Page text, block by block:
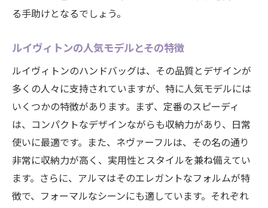
時代を超えたルイヴィトンの進化
大府市で楽しむルイヴィトンの魅力
デザイナーが語るルイヴィトンのビジョン
大府市でルイヴィトンを購入したあとの手入れ
方法をマスターしよう
ハンドバッグの基本的な手入れ方法
素材別の手入れ術を習得する
大府市で手に入るケア用品のおすすめ
プロの手入れサービスを利用するメリット
る手助けとなるでしょう。
ルイヴィトンの人気モデルとその特徴
ルイヴィトンのハンドバッグは、その品質とデザインが
多くの人々に支持されていますが、特に人気モデルには
いくつかの特徴があります。まず、定番のスピーディ
は、コンパクトなデザインながらも収納力があり、日常
使いに最適です。また、ネヴァーフルは、その名の通り
非常に収納力が高く、実用性とスタイルを兼ね備えてい
ます。さらに、アルマはそのエレガントなフォルムが特
徴で、フォーマルなシーンにも適しています。それぞれ